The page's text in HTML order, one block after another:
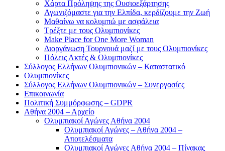
Χάρτα Πρόληψης της Ουσιοεξάρτησης
Αγωνιζόμαστε για την Ελπίδα, κερδίζουμε την Ζωή
Μαθαίνω να κολυμπώ με ασφάλεια
Τρέξτε με τους Ολυμπιονίκες
Make Place for One More Woman
Διοργάνωση Τουρνουά μαζί με τους Ολυμπιονίκες
Πόλεις Ακτές & Ολυμπιονίκες
Σύλλογος Ελλήνων Ολυμπιονικών – Καταστατικό
Ολυμπιονίκες
Σύλλογος Ελλήνων Ολυμπιονικών – Συνεργασίες
Επικοινωνία
Πολιτική Συμμόρφωσης – GDPR
Αθήνα 2004 – Αρχείο
Ολυμπιακοί Αγώνες Αθήνα 2004
Ολυμπιακοί Αγώνες – Αθήνα 2004 –
Αποτελέσματα
Ολυμπιακοί Αγώνες Αθήνα 2004 – Πίνακας